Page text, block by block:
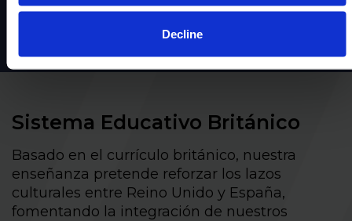
Decline
Sistema Educativo Británico
Basado en el currículo británico, nuestra
enseñanza pretende reforzar los lazos
culturales entre Reino Unido y España,
fomentando la integración de nuestros